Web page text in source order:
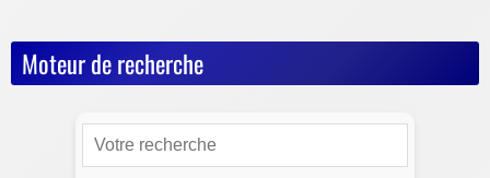
Moteur de recherche